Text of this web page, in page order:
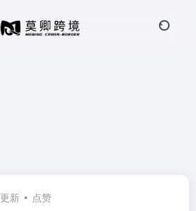
更新 点赞